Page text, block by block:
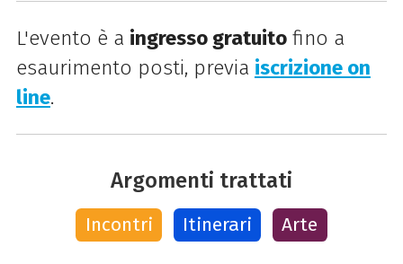
L'evento è a ingresso gratuitofino a
esaurimento posti, previa iscrizione on
line.
Argomenti trattati
Incontri Itinerari Arte